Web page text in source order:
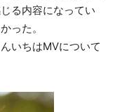
る内容になってい
った。
いちはMVについて